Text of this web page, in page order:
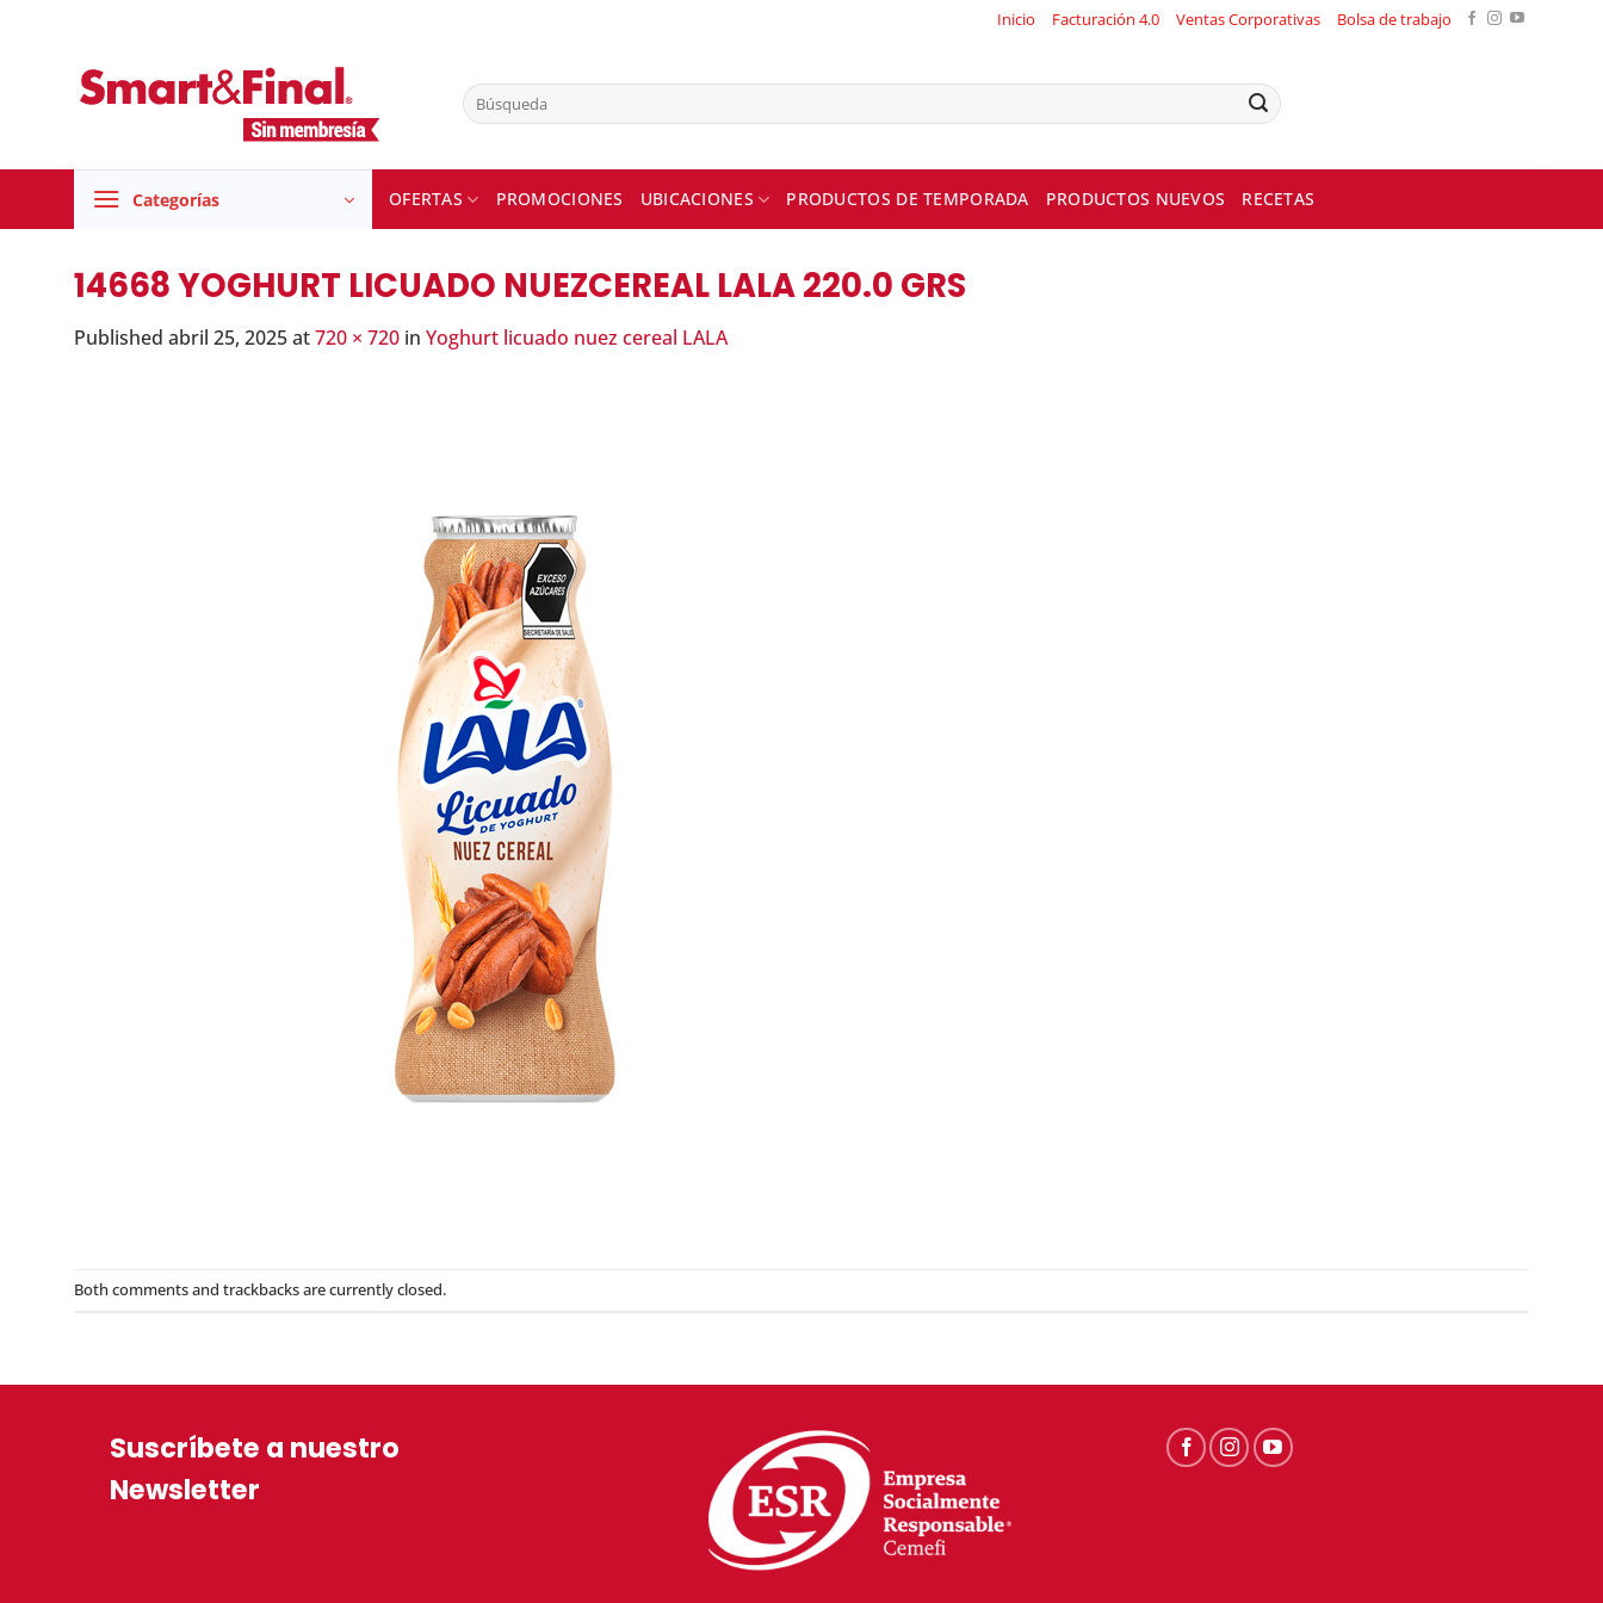
Inicio Facturación 4.0 Ventas Corporativas Bolsa de trabajo
Buscar
por:
Categorías OFERTAS PROMOCIONES UBICACIONES PRODUCTOS DE TEMPORADA PRODUCTOS NUEVOS RECETAS
14668 YOGHURT LICUADO NUEZCEREAL LALA 220.0 GRS
Published abril 25, 2025at720 × 720 in Yoghurt licuado nuez cereal LALA
Both comments and trackbacks are currently closed.
Suscríbete a nuestro
Newsletter